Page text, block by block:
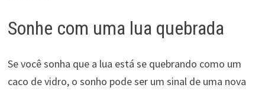
Sonhe com uma lua quebrada
Se você sonha que a lua está se quebrando como um
caco de vidro, o sonho pode ser um sinal de uma nova